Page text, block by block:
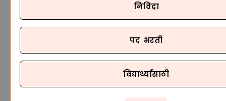
निविदा
पद भरती
विद्यार्थ्यांसाठी